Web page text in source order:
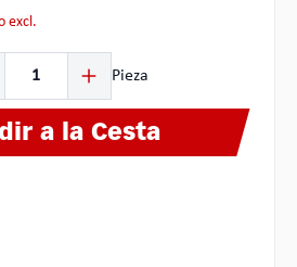
excl.
Pieza
a la Cesta